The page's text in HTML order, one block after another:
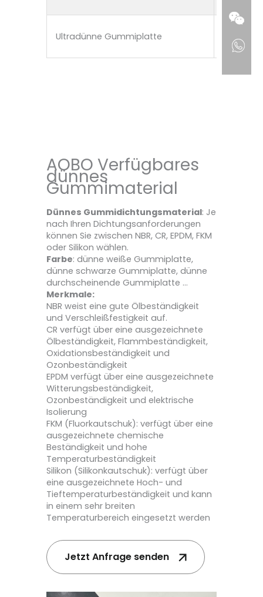
Ultradünne Gummiplatte 0,4-1 mm
AOBO Verfügbares
dünnes
Gummimaterial
Dünnes Gummidichtungsmaterial: Je
nach Ihren Dichtungsanforderungen
können Sie zwischen NBR, CR, EPDM, FKM
oder Silikon wählen.
Farbe: dünne weiße Gummiplatte,
dünne schwarze Gummiplatte, dünne
durchscheinende Gummiplatte …
Merkmale:
NBR weist eine gute Ölbeständigkeit
und Verschleißfestigkeit auf.
CR verfügt über eine ausgezeichnete
Ölbeständigkeit, Flammbeständigkeit,
Oxidationsbeständigkeit und
Ozonbeständigkeit
EPDM verfügt über eine ausgezeichnete
Witterungsbeständigkeit,
Ozonbeständigkeit und elektrische
Isolierung
‌FKM (Fluorkautschuk): verfügt über eine
ausgezeichnete chemische
Beständigkeit und hohe
Temperaturbeständigkeit
‌Silikon (Silikonkautschuk): verfügt über
eine ausgezeichnete Hoch- und
Tieftemperaturbeständigkeit und kann
in einem sehr breiten
Temperaturbereich eingesetzt werden
Jetzt Anfrage senden